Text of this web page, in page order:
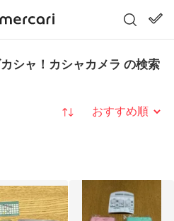
シャ！カシャカメラ の検索
並び替え